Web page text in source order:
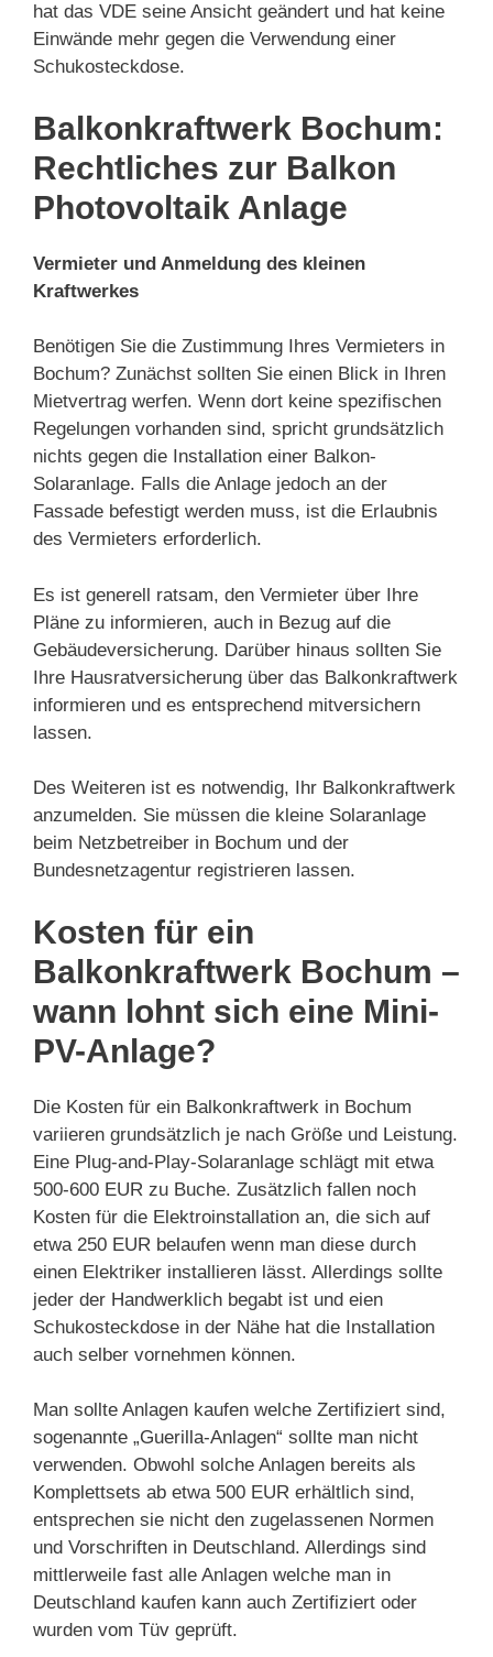
hat das VDE seine Ansicht geändert und hat keine
Einwände mehr gegen die Verwendung einer
Schukosteckdose.
Balkonkraftwerk Bochum:
Rechtliches zur Balkon
Photovoltaik Anlage
Vermieter und Anmeldung des kleinen
Kraftwerkes
Benötigen Sie die Zustimmung Ihres Vermieters in
Bochum? Zunächst sollten Sie einen Blick in Ihren
Mietvertrag werfen. Wenn dort keine spezifischen
Regelungen vorhanden sind, spricht grundsätzlich
nichts gegen die Installation einer Balkon-
Solaranlage. Falls die Anlage jedoch an der
Fassade befestigt werden muss, ist die Erlaubnis
des Vermieters erforderlich.
Es ist generell ratsam, den Vermieter über Ihre
Pläne zu informieren, auch in Bezug auf die
Gebäudeversicherung. Darüber hinaus sollten Sie
Ihre Hausratversicherung über das Balkonkraftwerk
informieren und es entsprechend mitversichern
lassen.
Des Weiteren ist es notwendig, Ihr Balkonkraftwerk
anzumelden. Sie müssen die kleine Solaranlage
beim Netzbetreiber in Bochum und der
Bundesnetzagentur registrieren lassen.
Kosten für ein
Balkonkraftwerk Bochum –
wann lohnt sich eine Mini-
PV-Anlage?
Die Kosten für ein Balkonkraftwerk in Bochum
variieren grundsätzlich je nach Größe und Leistung.
Eine Plug-and-Play-Solaranlage schlägt mit etwa
500-600 EUR zu Buche. Zusätzlich fallen noch
Kosten für die Elektroinstallation an, die sich auf
etwa 250 EUR belaufen wenn man diese durch
einen Elektriker installieren lässt. Allerdings sollte
jeder der Handwerklich begabt ist und eien
Schukosteckdose in der Nähe hat die Installation
auch selber vornehmen können.
Man sollte Anlagen kaufen welche Zertifiziert sind,
sogenannte „Guerilla-Anlagen“ sollte man nicht
verwenden. Obwohl solche Anlagen bereits als
Komplettsets ab etwa 500 EUR erhältlich sind,
entsprechen sie nicht den zugelassenen Normen
und Vorschriften in Deutschland. Allerdings sind
mittlerweile fast alle Anlagen welche man in
Deutschland kaufen kann auch Zertifiziert oder
wurden vom Tüv geprüft.